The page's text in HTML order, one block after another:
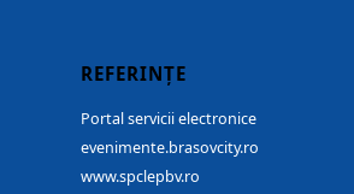
REFERINȚE
Portal servicii electronice
evenimente.brasovcity.ro
www.spclepbv.ro